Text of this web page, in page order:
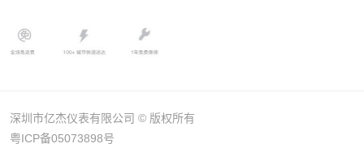
深圳市亿杰仪表有限公司 © 版权所有
粤ICP备05073898号